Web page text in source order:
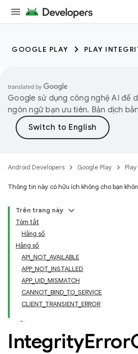
GOOGLE PLAY PLAY
Google sử dụng công nghệ AI để
ngôn ngữ bạn ưu tiên. Bản dịch
Android Developers Google Play
Thông tin này có hữu ích không cho bạn
Trên trang này
Tóm tắt
Hằng số
Hằng số
API_NOT_AVAILABLE
APP_NOT_INSTALLED
APP_UID_MISMATCH
CANNOT_BIND_TO_SERVICE
CLIENT_TRANSIENT_ERROR
IntegrityError